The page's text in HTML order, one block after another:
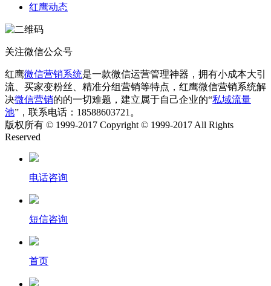
红鹰动态
关注微信公众号
红鹰微信营销系统是一款微信运营管理神器，拥有小成本大引
流、买家变粉丝、精准分组营销等特点，红鹰微信营销系统解
决微信营销的的一切难题，建立属于自己企业的“私域流量
池”，联系电话：18588603721。
版权所有 © 1999-2017 Copyright © 1999-2017 All Rights
Reserved
电话咨询
短信咨询
首页